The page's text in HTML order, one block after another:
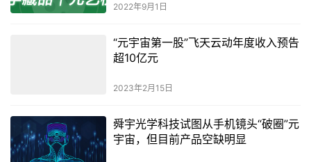
2022年9月1日
“元宇宙第一股”飞天云动年度收入预告
超10亿元
2023年2月15日
舜宇光学科技试图从手机镜头“破圈”元
宇宙，但目前产品空缺明显